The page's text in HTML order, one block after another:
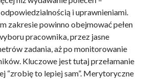
i uprawnieniami.
zakresie powinno obejmować pełen
pracownika, przez jasne
zadania, aż po monitorowanie
Kluczowe jest tutaj przełamanie
“zrobię to lepiej sam”. Merytoryczne